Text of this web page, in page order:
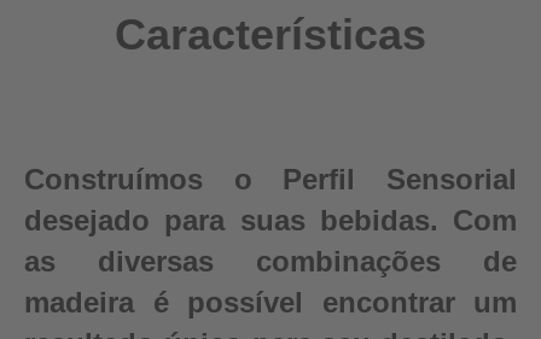
Características
Construímos o Perfil Sensorial
desejado para suas bebidas. Com
as diversas combinações de
madeira é possível encontrar um